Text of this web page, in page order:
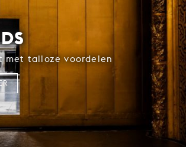
met talloze voordelen